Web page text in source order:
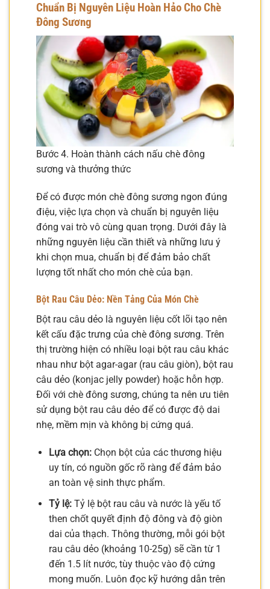
Chuẩn Bị Nguyên Liệu Hoàn Hảo Cho Chè
Đông Sương
Bước 4. Hoàn thành cách nấu chè đông
sương và thưởng thức
Để có được món chè đông sương ngon đúng
điệu, việc lựa chọn và chuẩn bị nguyên liệu
đóng vai trò vô cùng quan trọng. Dưới đây là
những nguyên liệu cần thiết và những lưu ý
khi chọn mua, chuẩn bị để đảm bảo chất
lượng tốt nhất cho món chè của bạn.
Bột Rau Câu Dẻo: Nền Tảng Của Món Chè
Bột rau câu dẻo là nguyên liệu cốt lõi tạo nên
kết cấu đặc trưng của chè đông sương. Trên
thị trường hiện có nhiều loại bột rau câu khác
nhau như bột agar-agar (rau câu giòn), bột rau
câu dẻo (konjac jelly powder) hoặc hỗn hợp.
Đối với chè đông sương, chúng ta nên ưu tiên
sử dụng bột rau câu dẻo để có được độ dai
nhẹ, mềm mịn và không bị cứng quá.
Lựa chọn:Chọn bột của các thương hiệu
uy tín, có nguồn gốc rõ ràng để đảm bảo
an toàn vệ sinh thực phẩm.
Tỷ lệ:Tỷ lệ bột rau câu và nước là yếu tố
then chốt quyết định độ đông và độ giòn
dai của thạch. Thông thường, mỗi gói bột
rau câu dẻo (khoảng 10-25g) sẽ cần từ 1
đến 1.5 lít nước, tùy thuộc vào độ cứng
mong muốn. Luôn đọc kỹ hướng dẫn trên